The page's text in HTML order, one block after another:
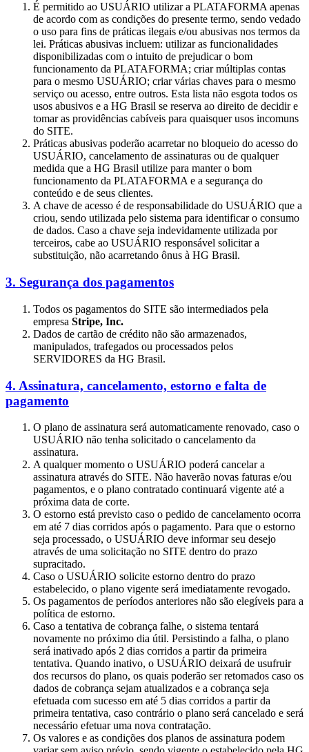
É permitido ao USUÁRIO utilizar a PLATAFORMA apenas
de acordo com as condições do presente termo, sendo vedado
o uso para fins de práticas ilegais e/ou abusivas nos termos da
lei. Práticas abusivas incluem: utilizar as funcionalidades
disponibilizadas com o intuito de prejudicar o bom
funcionamento da PLATAFORMA; criar múltiplas contas
para o mesmo USUÁRIO; criar várias chaves para o mesmo
serviço ou acesso, entre outros. Esta lista não esgota todos os
usos abusivos e a HG Brasil se reserva ao direito de decidir e
tomar as providências cabíveis para quaisquer usos incomuns
do SITE.
Práticas abusivas poderão acarretar no bloqueio do acesso do
USUÁRIO, cancelamento de assinaturas ou de qualquer
medida que a HG Brasil utilize para manter o bom
funcionamento da PLATAFORMA e a segurança do
conteúdo e de seus clientes.
A chave de acesso é de responsabilidade do USUÁRIO que a
criou, sendo utilizada pelo sistema para identificar o consumo
de dados. Caso a chave seja indevidamente utilizada por
terceiros, cabe ao USUÁRIO responsável solicitar a
substituição, não acarretando ônus à HG Brasil.
3. Segurança dos pagamentos
Todos os pagamentos do SITE são intermediados pela
empresa Stripe, Inc.
Dados de cartão de crédito não são armazenados,
manipulados, trafegados ou processados pelos
SERVIDORES da HG Brasil.
4. Assinatura, cancelamento, estorno e falta de
pagamento
O plano de assinatura será automaticamente renovado, caso o
USUÁRIO não tenha solicitado o cancelamento da
assinatura.
A qualquer momento o USUÁRIO poderá cancelar a
assinatura através do SITE. Não haverão novas faturas e/ou
pagamentos, e o plano contratado continuará vigente até a
próxima data de corte.
O estorno está previsto caso o pedido de cancelamento ocorra
em até 7 dias corridos após o pagamento. Para que o estorno
seja processado, o USUÁRIO deve informar seu desejo
através de uma solicitação no SITE dentro do prazo
supracitado.
Caso o USUÁRIO solicite estorno dentro do prazo
estabelecido, o plano vigente será imediatamente revogado.
Os pagamentos de períodos anteriores não são elegíveis para a
política de estorno.
Caso a tentativa de cobrança falhe, o sistema tentará
novamente no próximo dia útil. Persistindo a falha, o plano
será inativado após 2 dias corridos a partir da primeira
tentativa. Quando inativo, o USUÁRIO deixará de usufruir
dos recursos do plano, os quais poderão ser retomados caso os
dados de cobrança sejam atualizados e a cobrança seja
efetuada com sucesso em até 5 dias corridos a partir da
primeira tentativa, caso contrário o plano será cancelado e será
necessário efetuar uma nova contratação.
Os valores e as condições dos planos de assinatura podem